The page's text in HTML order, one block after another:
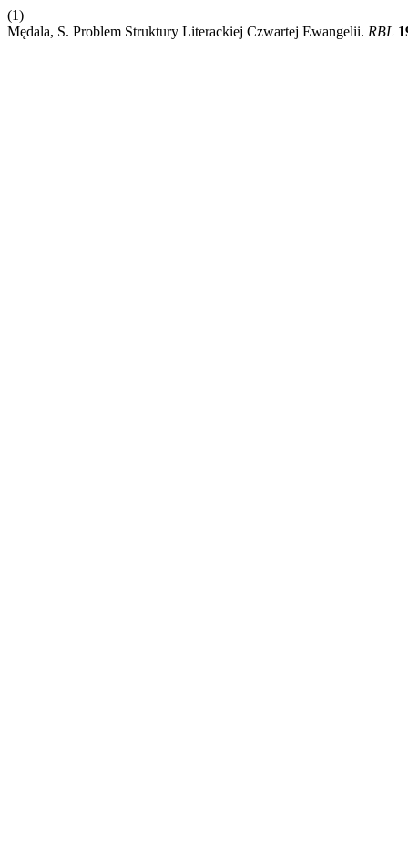
(1)
Mędala, S. Problem Struktury Literackiej Czwartej Ewangelii. RBL